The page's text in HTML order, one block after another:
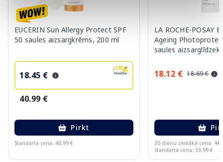
EUCERIN Sun Allergy Protect SPF
50 saules aizsargkrēms, 200 ml
18.45 €
40.99 €
Pirkt
Standarta cena: 40.99 €
LA ROCHE-POSAY
Ageing
saules
18.12 € 18.69 €
30 dienu zemākā cena:
Standarta cena: 33.99 €